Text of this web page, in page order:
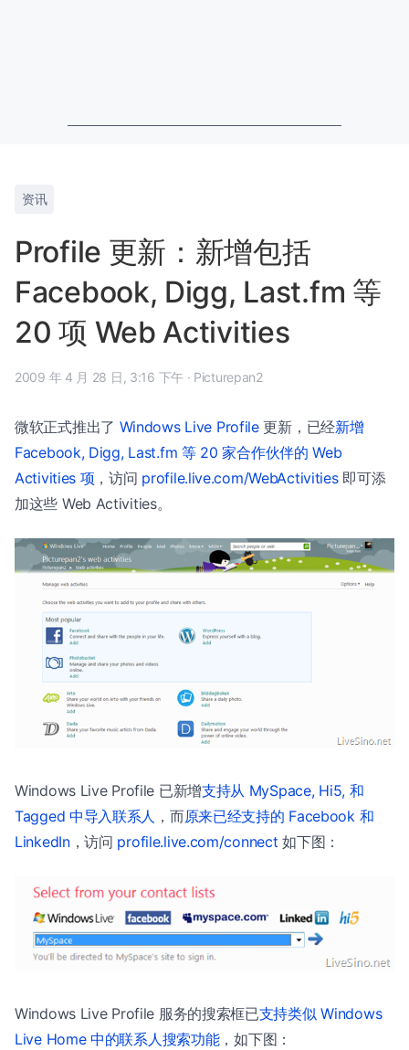
资讯
Profile 更新：新增包括
Facebook, Digg, Last.fm 等
20 项 Web Activities
2009 年 4 月 28 日, 3:16 下午 · Picturepan2
微软正式推出了 Windows Live Profile更新，已经新增
Facebook, Digg, Last.fm 等 20 家合作伙伴的 Web
Activities 项 ，访问 profile.live.com/WebActivities即可添
加这些 Web Activities。
Windows Live Profile 已新增支持从 MySpace, Hi5, 和
Tagged 中导入联系人 ，而原来已经支持的 Facebook 和
LinkedIn，访问 profile.live.com/connect 如下图：
Windows Live Profile 服务的搜索框已支持类似 Windows
Live Home 中的联系人搜索功能，如下图：